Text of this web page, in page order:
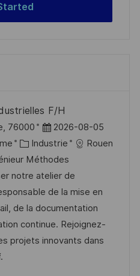
F/H
76000
D
a
t
e
d
’
a
f
2026-08-05
C
a
t
é
g
o
r
Industrie
Rouen
Méthodes
notre atelier de
de la mise en
de la documentation
continue. Rejoignez-
projets innovants dans